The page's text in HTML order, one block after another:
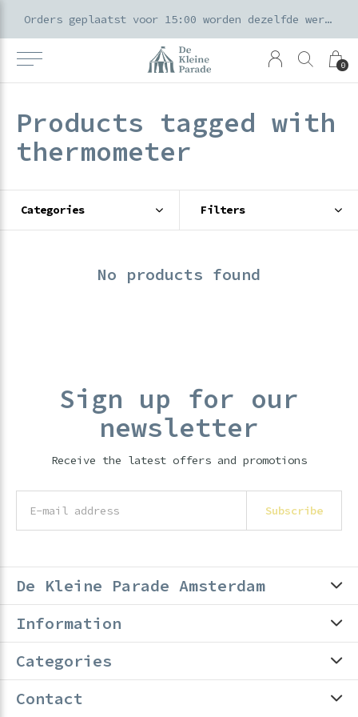
0
Orders geplaatst voor 15:00 worden dezelfde werkdag verzonden
Products tagged with
thermometer
Categories Filters
No products found
Sign up for our
newsletter
Receive the latest offers and promotions
Subscribe
De Kleine Parade Amsterdam
Information
Categories
Contact